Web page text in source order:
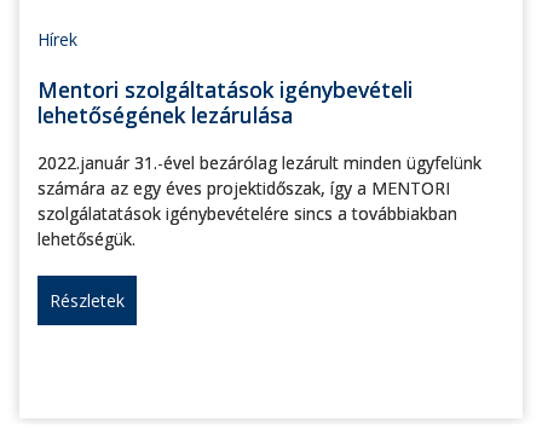
Hírek
Mentori szolgáltatások igénybevételi
lehetőségének lezárulása
2022.január 31.-ével bezárólag lezárult minden ügyfelünk
számára az egy éves projektidőszak, így a MENTORI
szolgálatatások igénybevételére sincs a továbbiakban
lehetőségük.
Részletek